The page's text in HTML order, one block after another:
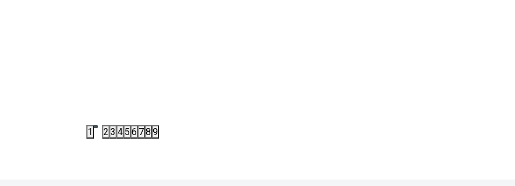
1 2 3 4 5 6 78 9